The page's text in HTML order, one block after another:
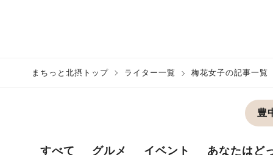
まちっと北摂トップ ライター一覧 梅花女子の記事一覧
豊
すべて グルメ イベント あなたはど